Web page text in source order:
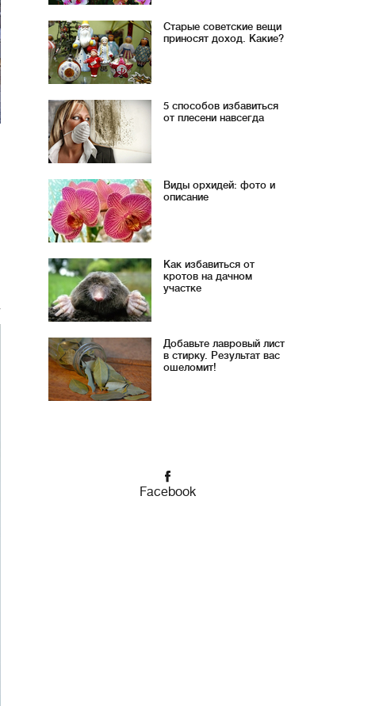
Старые советские вещи
приносят доход. Какие?
5 способов избавиться
от плесени навсегда
Виды орхидей: фото и
описание
Как избавиться от
кротов на дачном
участке
Добавьте лавровый лист
в стирку. Результат вас
ошеломит!
Facebook